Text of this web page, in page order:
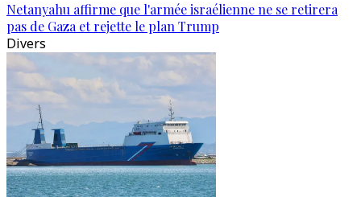
Netanyahu affirme que l'armée israélienne ne se retirera
pas de Gaza et rejette le plan Trump
Divers